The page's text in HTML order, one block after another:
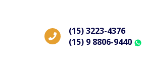
(15) 3223-4376
(15) 9 8806-9440